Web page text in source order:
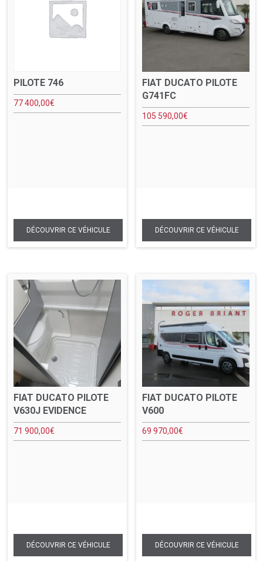
PILOTE 746
77 400,00€
FIAT DUCATO PILOTE
G741FC
105 590,00€
FIAT DUCATO PILOTE
V630J EVIDENCE
71 900,00€
FIAT DUCATO PILOTE
V600
69 970,00€